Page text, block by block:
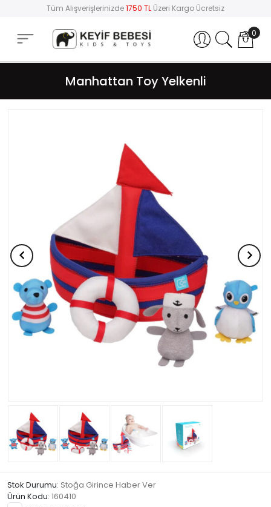
Tüm Alışverişlerinizde1750 TL Üzeri Kargo Ücretsiz
Hesabım 0
Manhattan Toy Yelkenli
Stok Durumu: Stoğa Girince Haber Ver
Ürün Kodu: 160410